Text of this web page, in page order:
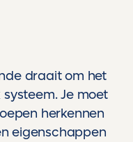
draait om het
Je moet
herkennen
eigenschappen